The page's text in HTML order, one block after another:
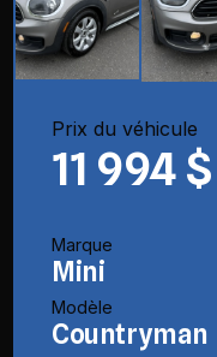
Prix du véhicule
11 994 $
Marque
Mini
Modèle
Countryman